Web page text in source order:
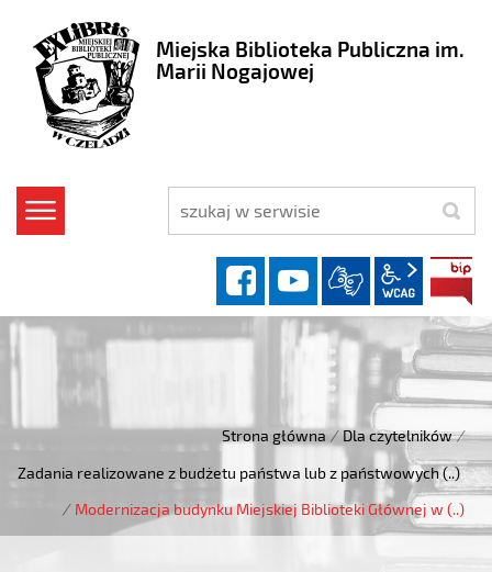
Miejska Biblioteka Publiczna im.
Marii Nogajowej
szukaj
facebookYouTube
wcag2.1
Strona główna / Dla czytelników /
Zadania realizowane z budżetu państwa lub z państwowych (..)
/ Modernizacja budynku Miejskiej Biblioteki Głównej w (..)